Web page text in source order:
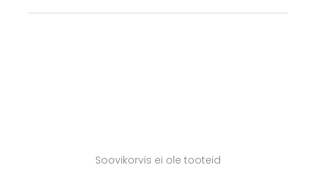
Soovikorvis ei ole tooteid